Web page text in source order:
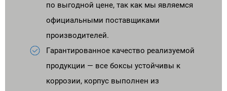
по выгодной цене, так как мы являемся
официальными поставщиками
производителей.
Гарантированное качество реализуемой
продукции — все боксы устойчивы к
коррозии, корпус выполнен из